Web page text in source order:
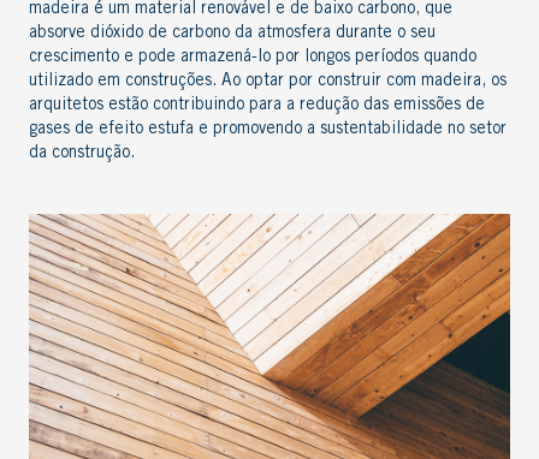
madeira é um material renovável e de baixo carbono, que
absorve dióxido de carbono da atmosfera durante o seu
crescimento e pode armazená-lo por longos períodos quando
utilizado em construções. Ao optar por construir com madeira, os
arquitetos estão contribuindo para a redução das emissões de
gases de efeito estufa e promovendo a sustentabilidade no setor
da construção.